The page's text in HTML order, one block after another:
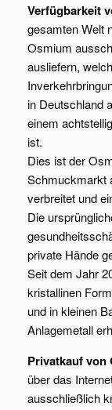
Verfügbarkeit
gesamten Welt
Osmium
ausliefern,
in Deutschland
einem
ist.
Dies ist der
Schmuckmarkt
verbreitet und
Die
private Hände
Seit dem Jahr
kristallinen
und in kleinen
Anlagemetall
Privatkauf von
über das
ausschließlich